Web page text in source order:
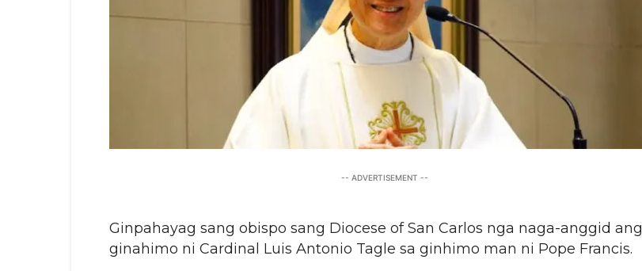
-- ADVERTISEMENT --
Ginpahayag sang obispo sang Diocese of San Carlos nga naga-anggid ang
ginahimo ni Cardinal Luis Antonio Tagle sa ginhimo man ni Pope Francis.